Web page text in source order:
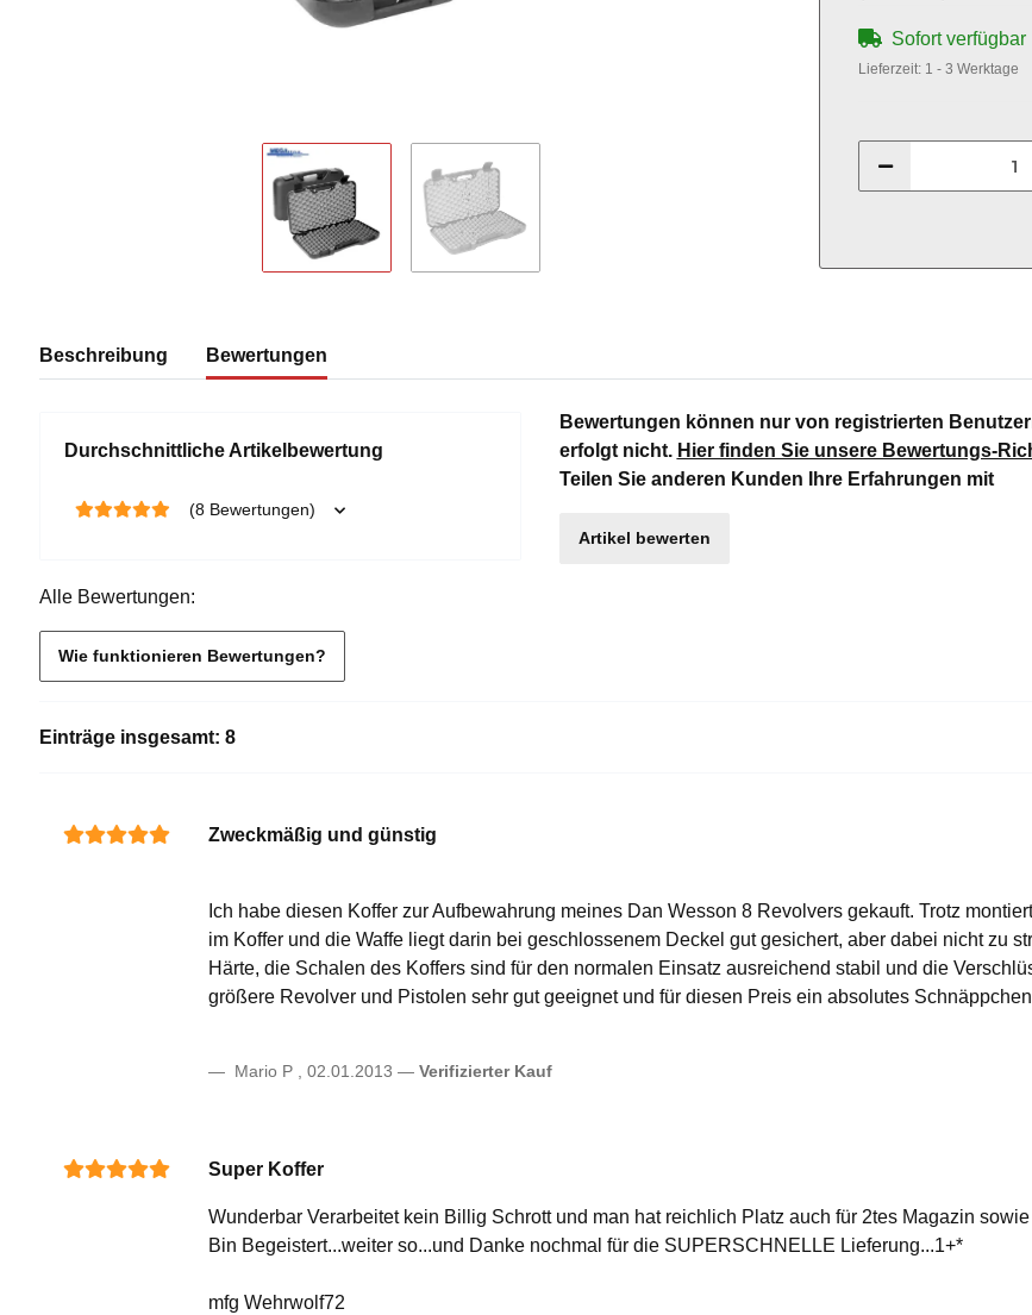
Sofort verfügbar
Lieferzeit: 1 - 3 Werktage
Beschreibung Bewertungen
Durchschnittliche Artikelbewertung
(8 Bewertungen)
Bewertungen können nur von registrierten
erfolgt nicht. Hier finden Sie unsere Bewertungs-
Teilen Sie anderen Kunden Ihre Erfahrungen mit
Artikel bewerten
Alle Bewertungen:
Wie funktionieren Bewertungen?
Einträge insgesamt: 8
Zweckmäßig und günstig
Ich habe diesen Koffer zur Aufbewahrung meines Dan Wesson 8 Revolvers gekauft. Trotz
im Koffer und die Waffe liegt darin bei geschlossenem Deckel gut gesichert, aber dabei nicht zu
Härte, die Schalen des Koffers sind für den normalen Einsatz ausreichend stabil und die
größere Revolver und Pistolen sehr gut geeignet und für diesen Preis ein absolutes
Mario P 02.01.2013 Verifizierter Kauf
Super Koffer
Wunderbar Verarbeitet kein Billig Schrott und man hat reichlich Platz auch für 2tes Magazin sowie
Bin Begeistert...weiter so...und Danke nochmal für die SUPERSCHNELLE Lieferung...1+*
mfg Wehrwolf72